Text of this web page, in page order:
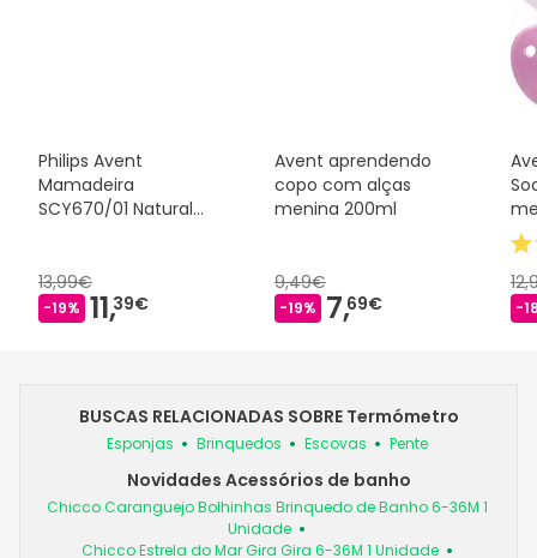
Philips Avent
Mamadeira
SCY670/01 Natural
13,99€
-19% 11,39€
Avent aprendendo
copo com alças
menina 200ml
9,49€
-19% 7,69€ -
BUSCAS RELACIONADAS SOBRE Termómetro
Esponjas Brinquedos Escovas Pente
Novidades Acessórios de banho
Chicco Caranguejo Bolhinhas Brinquedo de Banho 6-36M 1
Unidade
Chicco Estrela do Mar Gira Gira 6-36M 1 Unidade